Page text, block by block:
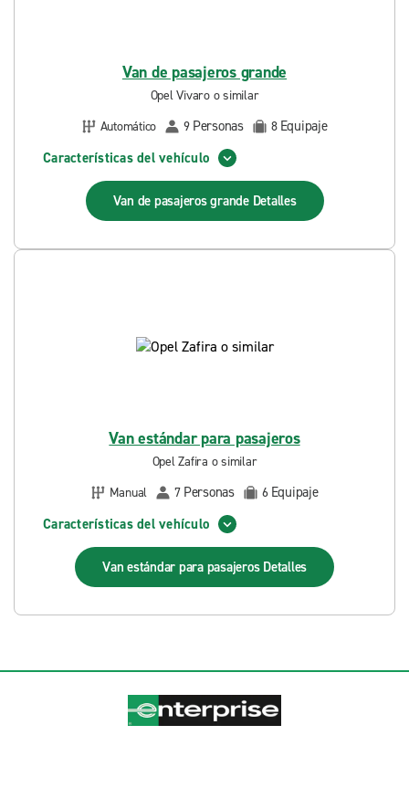
Van de pasajeros grande
Opel Vivaro o similar
Automático
9 Personas 8 Equipaje
Características del vehículo
Van de pasajeros grande Detalles
Van estándar para pasajeros
Opel Zafira o similar
Manual
7 Personas 6 Equipaje
Características del vehículo
Van estándar para pasajeros Detalles